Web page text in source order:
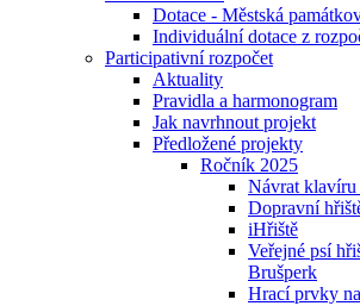
Dotace - Městská
Individuální dotace z
Participativní rozpočet
Aktuality
Pravidla a harmonogram
Jak navrhnout projekt
Předložené projekty
Ročník 2025
Návrat
Dopravní
iHřiště
Veřejné psí
Brušperk
Hrací prvky